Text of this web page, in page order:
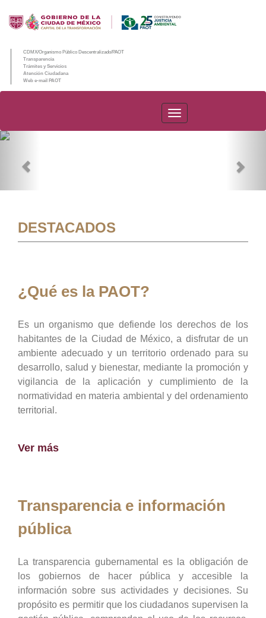
CDMX/Organismo Público Descentralizado/PAOT
Transparencia
Trámites y Servicios
Atención Ciudadana
Web e-mail PAOT
PAOT
DESTACADOS
¿Qué es la PAOT?
Es un organismo que defiende los derechos de los
habitantes de la Ciudad de México, a disfrutar de un
ambiente adecuado y un territorio ordenado para su
desarrollo, salud y bienestar, mediante la promoción y
vigilancia de la aplicación y cumplimiento de la
normatividad en materia ambiental y del ordenamiento
territorial.
Ver más
Transparencia e información
pública
La transparencia gubernamental es la obligación de
los gobiernos de hacer pública y accesible la
información sobre sus actividades y decisiones. Su
propósito es permitir que los ciudadanos supervisen la